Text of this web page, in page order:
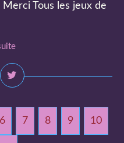
Tous les jeux de
6 7 8 9 10